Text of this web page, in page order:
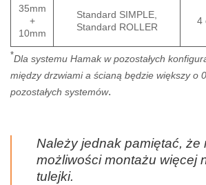
35mm
+
10mm
Standard SIMPLE,
Standard ROLLER
4
*Dla systemu Hamak w pozostałych
między drzwiami a ścianą będzie większy o
pozostałych systemów.
Należy jednak pamiętać, że
możliwości montażu więcej
tulejki.